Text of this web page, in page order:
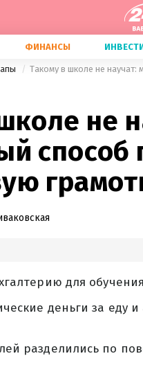
ФИНАНСЫ
не
способ
для
деньги за еду
разделились по